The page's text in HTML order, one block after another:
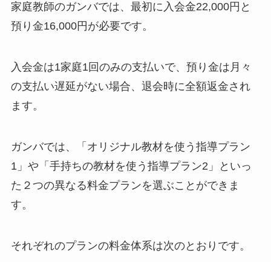
家庭教師のガンバでは、最初に入会金22,000円と
預り金16,000円が必要です。
入会金は1家庭1回のみの支払いで、預り金は月々
の支払い遅延がない場合、退会時に全額返金され
ます。
ガンバでは、「オリジナル教材を使う指導プラン
1」や「手持ちの教材を使う指導プラン2」といっ
た２つの異なる料金プランを選ぶことができま
す。
それぞれのプランの料金体系は次のとおりです。